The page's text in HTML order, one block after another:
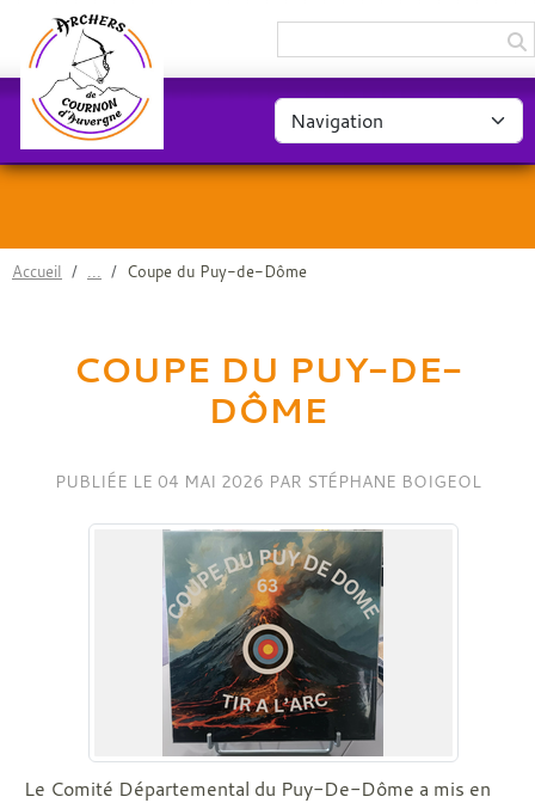
Accueil Coupe du Puy-de-Dôme
COUPE DU PUY-DE-
DÔME
PUBLIÉE LE 04 MAI 2026 PAR STÉPHANE BOIGEOL
Le Comité Départemental du Puy-De-Dôme a mis en
Panneau de gestion des cookies